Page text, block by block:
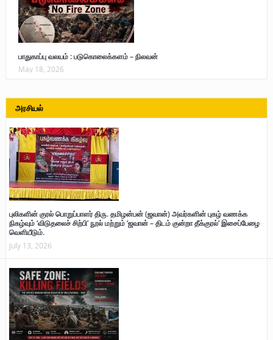
பாதுகாப்பு வலயம் : படுகொலைக்களம் – நிலவன்
May 18, 2026
அரசியல்
புலிகளின் குரல் பொறுப்பாளர் திரு. தமிழன்பன் (ஜவான்) அவர்களின் புகழ் வணக்க
நிகழ்வும் ‘விடுதலைச் சிற்பி’ நூல் மற்றும் ‘ஜவான் – திடம் குன்றா தீக்குரல்’ இசைப்பேழை
வெளியீடும்.
July 13, 2026